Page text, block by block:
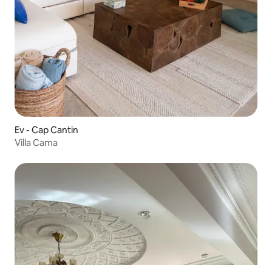
Ev - Cap Cantin
Villa Cama